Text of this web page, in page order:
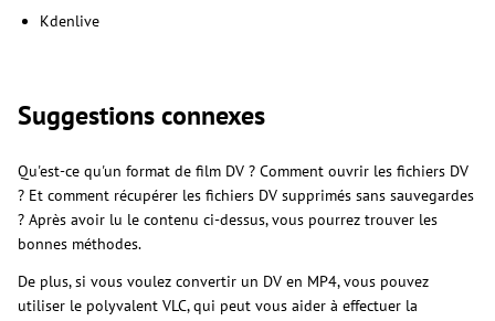
Kdenlive
Suggestions connexes
Qu'est-ce qu'un format de film DV ? Comment ouvrir les fichiers DV
? Et comment récupérer les fichiers DV supprimés sans sauvegardes
? Après avoir lu le contenu ci-dessus, vous pourrez trouver les
bonnes méthodes.
De plus, si vous voulez convertir un DV en MP4, vous pouvez
utiliser le polyvalent VLC, qui peut vous aider à effectuer la